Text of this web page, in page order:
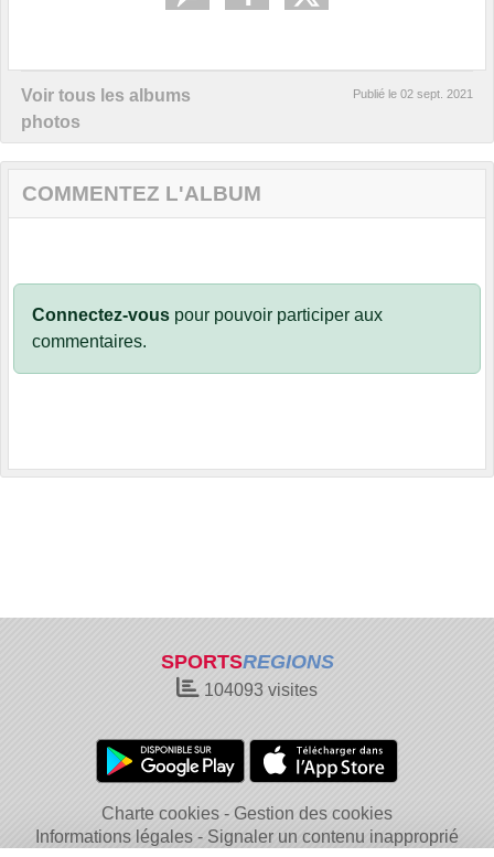
Voir tous les albums
photos
Publié le 02 sept. 2021
COMMENTEZ L'ALBUM
Connectez-vous pour pouvoir participer aux
commentaires.
SPORTSREGIONS
104093 visites
Charte cookies
Gestion des cookies
Informations légales
Signaler un contenu inapproprié